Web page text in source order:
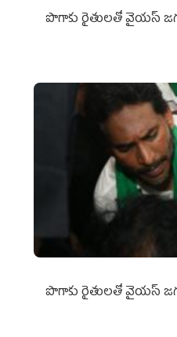
పొగాకు రైతుల‌తో వైయ‌స్
పొగాకు రైతుల‌తో వైయ‌స్